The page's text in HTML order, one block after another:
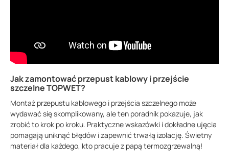
Jak zamontować przepust kablowy i przejście
szczelne TOPWET?
Montaż przepustu kablowego i przejścia szczelnego może
wydawać się skomplikowany, ale ten poradnik pokazuje, jak
zrobić to krok po kroku. Praktyczne wskazówki i dokładne ujęcia
pomagają uniknąć błędów i zapewnić trwałą izolację. Świetny
materiał dla każdego, kto pracuje z papą termozgrzewalną!